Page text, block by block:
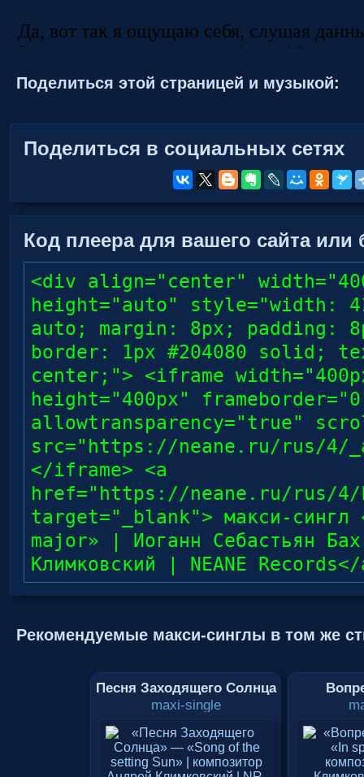
Поделиться этой страницей и музыкой:
Поделиться в социальных сетях
Код плеера для вашего сайта или
<div align="center"
height="auto" style="width:
auto; margin: 8px; padding:
border: 1px #204080 solid;
center;"> <iframe
height="400px"
allowtransparency="true"
src="https://neane.ru/rus/4/
</iframe> <a
href="https://neane.ru/rus/4/
target="_blank"> макси-сингл
major» | Иоганн Себастьян
Климковский | NEANE
Рекомендуемые макси-синглы в том же
Песня Заходящего Солнца
maxi-single